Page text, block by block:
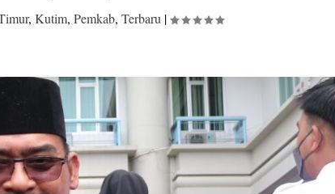
, Kutim, Pemkab, Terbaru |